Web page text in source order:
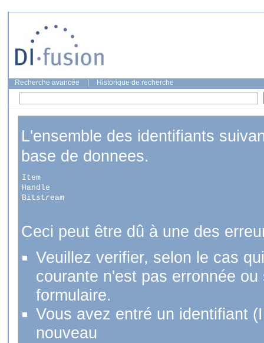
Recherche avancée Historique de recherche
L'ensemble des identifiants
base de donnees.
Item
Handle
Bitstream
Ceci peut être dû à une des
Veuillez verifier, selon le cas
courante n'est pas erronnée
formulaire.
Vous avez entré un identifiant
nouveau